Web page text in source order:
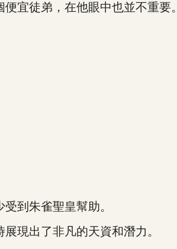
徒弟，在他眼中也並不重要。
到朱雀聖皇幫助。
出了非凡的天資和潛力。